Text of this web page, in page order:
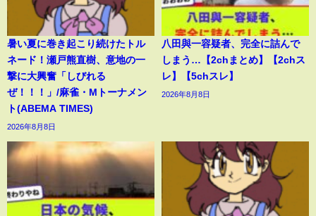
暑い夏に巻き起こり続けたトル
ネード！瀬戸熊直樹、意地の一
撃に大興奮「しびれる
ぜ！！！」/麻雀・Mトーナメン
ト(ABEMA TIMES)
2026年8月8日
八田與一容疑者、完全に詰んで
しまう…【2chまとめ】【2chス
レ】【5chスレ】
2026年8月8日